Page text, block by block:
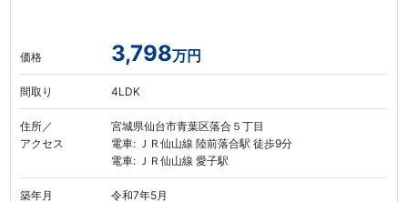
価格 3,798万円
間取り 4LDK
住所／
アクセス
宮城県仙台市青葉区落合５丁目
電車: ＪＲ仙山線 陸前落合駅 徒歩9分
電車: ＪＲ仙山線 愛子駅
築年月 令和7年5月